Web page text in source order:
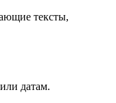
тексты,
датам.